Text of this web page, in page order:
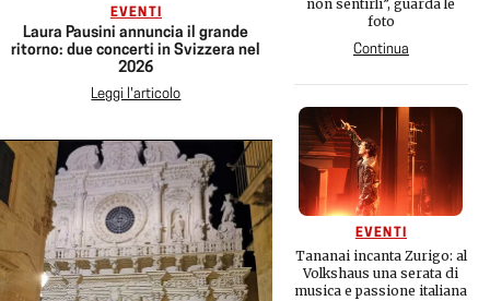
EVENTI
Laura Pausini annuncia il grande
ritorno: due concerti in Svizzera nel
2026
Leggi l'articolo
non sentirli”, guarda le
foto
Continua
EVENTI
Tananai incanta Zurigo: al
Volkshaus una serata di
musica e passione italiana